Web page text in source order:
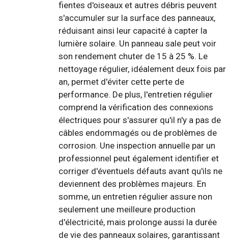
fientes d'oiseaux et autres débris peuvent
s'accumuler sur la surface des panneaux,
réduisant ainsi leur capacité à capter la
lumière solaire. Un panneau sale peut voir
son rendement chuter de 15 à 25 %. Le
nettoyage régulier, idéalement deux fois par
an, permet d'éviter cette perte de
performance. De plus, l'entretien régulier
comprend la vérification des connexions
électriques pour s'assurer qu'il n'y a pas de
câbles endommagés ou de problèmes de
corrosion. Une inspection annuelle par un
professionnel peut également identifier et
corriger d'éventuels défauts avant qu'ils ne
deviennent des problèmes majeurs. En
somme, un entretien régulier assure non
seulement une meilleure production
d'électricité, mais prolonge aussi la durée
de vie des panneaux solaires, garantissant